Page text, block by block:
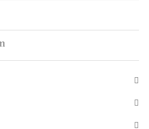
Hotel Company